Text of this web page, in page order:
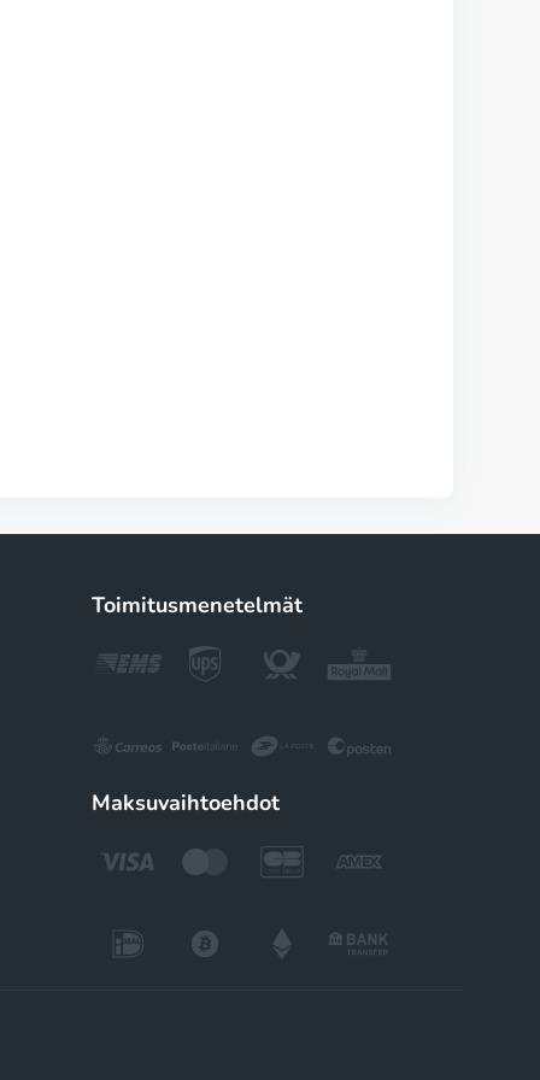
Toimitusmenetelmät
Maksuvaihtoehdot